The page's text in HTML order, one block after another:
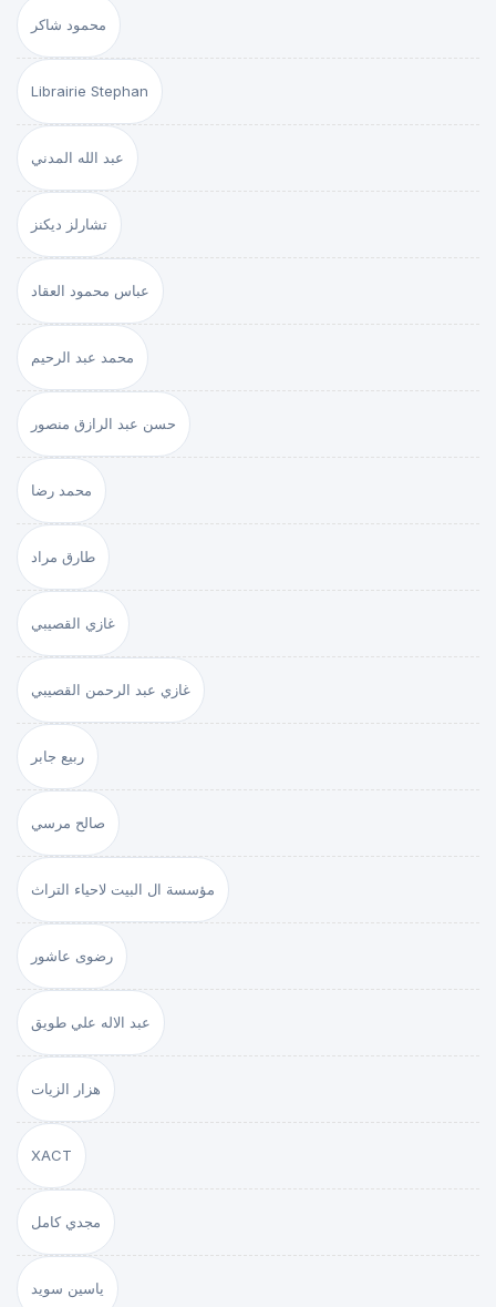
محمود شاكر
Librairie Stephan
عبد الله المدني
تشارلز ديكنز
عباس محمود العقاد
محمد عبد الرحيم
حسن عبد الرازق منصور
محمد رضا
طارق مراد
غازي القصيبي
غازي عبد الرحمن القصيبي
ربيع جابر
صالح مرسي
مؤسسة ال البيت لاحياء التراث
رضوى عاشور
عبد الاله علي طويق
هزار الزيات
XACT
مجدي كامل
ياسين سويد